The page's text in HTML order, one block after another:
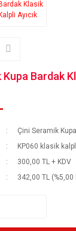
Bardak
Çini Seramik Kupa
KP060 klasik
300,00 TL + KDV
342,00 TL